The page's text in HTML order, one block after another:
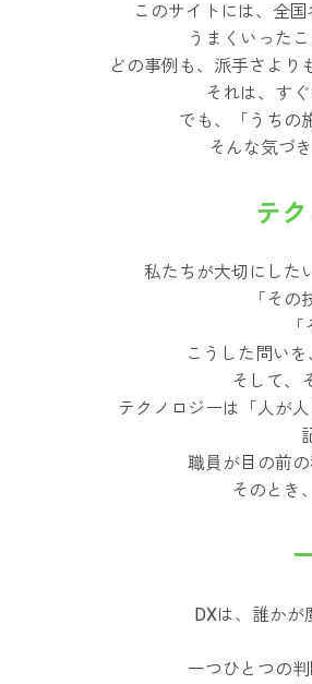
このサイトには、全
うまくいった
どの事例も、派手さより
それは、す
でも、「うちの
そんな気づ
テ
私たちが大切にした
「そ
こうした問い
そして、
テクノロジーは「人が
職員が目の前
そのとき
DXは、誰かが
一つひとつの